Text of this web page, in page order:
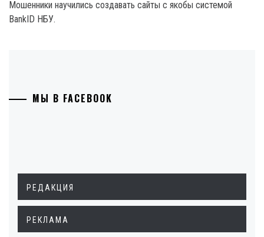
Мошенники научились создавать сайты с якобы системой
BankID НБУ.
МЫ В FACEBOOK
РЕДАКЦИЯ
РЕКЛАМА